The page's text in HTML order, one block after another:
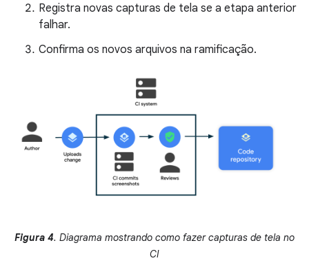
Registra novas capturas de tela se a etapa anterior
falhar.
Confirma os novos arquivos na ramificação.
Figura 4. Diagrama mostrando como fazer capturas de tela no
CI